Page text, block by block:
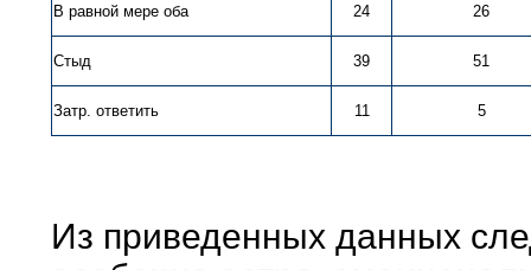
В равной мере оба 24 26
Стыд 39 51
Затр. ответить 11 5
Из приведенных данных